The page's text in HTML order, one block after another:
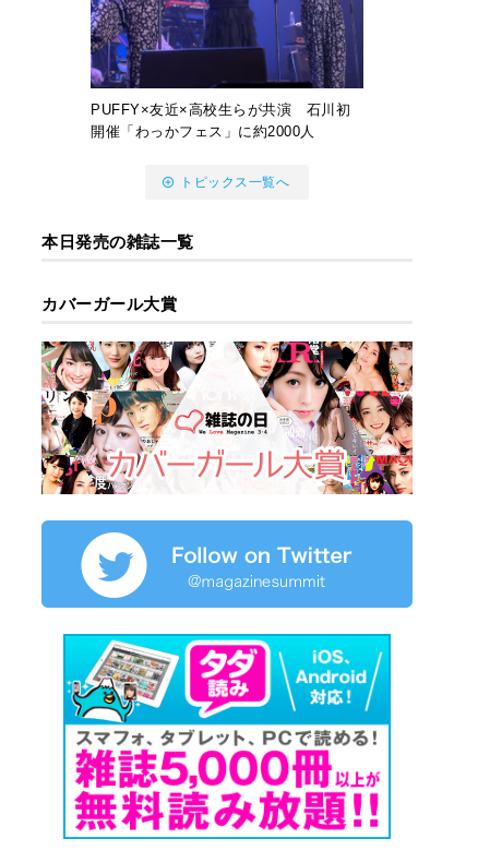
PUFFY×友近×高校生らが共演 石川初
開催「わっかフェス」に約2000人
トピックス一覧へ
本日発売の雑誌一覧
カバーガール大賞